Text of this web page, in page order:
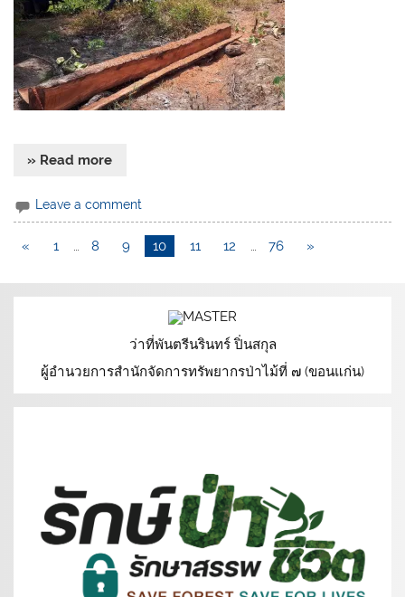
» Read more
Leave a comment
« 1 8 9 10 11 12 76 »
ว่าที่พันตรีนรินทร์ ปิ่นสกุล
ผู้อำนวยการสำนักจัดการทรัพยากรป่าไม้ที่ ๗ (ขอนแก่น)